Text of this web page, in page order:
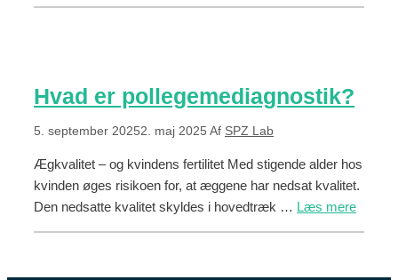
Hvad er pollegemediagnostik?
5. september 20252. maj 2025 Af SPZ Lab
Ægkvalitet – og kvindens fertilitet Med stigende alder hos
kvinden øges risikoen for, at æggene har nedsat kvalitet.
Den nedsatte kvalitet skyldes i hovedtræk … Læs mere